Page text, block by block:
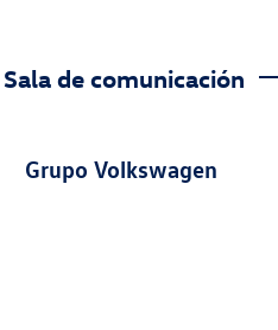
Sala de comunicación
Grupo Volkswagen